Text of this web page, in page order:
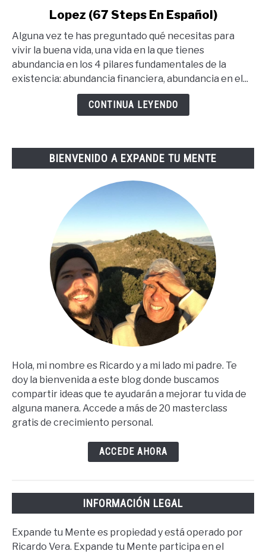
67
Pasos
Para
Steps
Lopez (67 Steps En Español)
Alguna vez te has preguntado qué necesitas para
vivir la buena vida, una vida en la que tienes
abundancia en los 4 pilares fundamentales de la
existencia: abundancia financiera, abundancia en el...
CONTINUA LEYENDO
BIENVENIDO A EXPANDE TU MENTE
Hola, mi nombre es Ricardo y a mi lado mi padre. Te
doy la bienvenida a este blog donde buscamos
compartir ideas que te ayudarán a mejorar tu vida de
alguna manera. Accede a más de 20 masterclass
gratis de crecimiento personal.
ACCEDE AHORA
INFORMACIÓN LEGAL
Expande tu Mente es propiedad y está operado por
Ricardo Vera. Expande tu Mente participa en el